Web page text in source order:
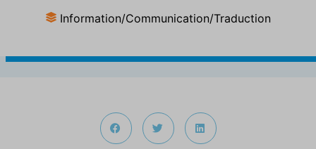
Information/Communication/Traduction